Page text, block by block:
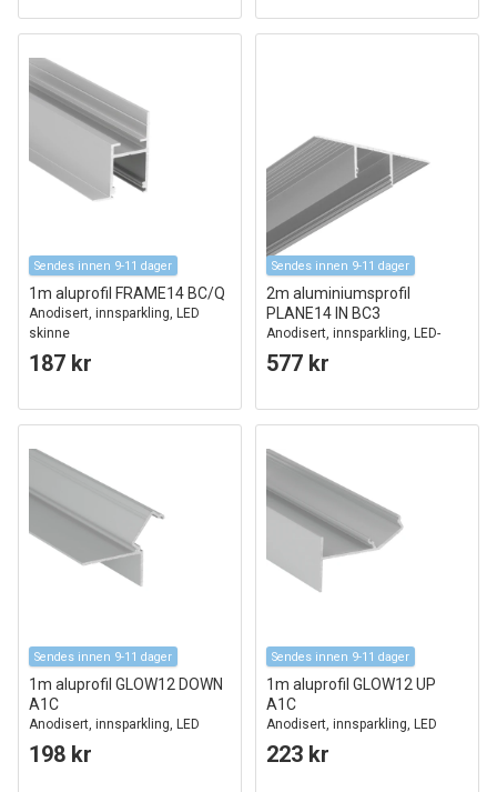
Sendes innen 9-11 dager
1m aluprofil FRAME14 BC/Q
Anodisert, innsparkling, LED
skinne
187 kr
Sendes innen 9-11 dager
2m aluminiumsprofil
PLANE14 IN BC3
Anodisert, innsparkling, LED-
skinne
577 kr
Sendes innen 9-11 dager
1m aluprofil GLOW12 DOWN
A1C
Anodisert, innsparkling, LED
skinne
198 kr
Sendes innen 9-11 dager
1m aluprofil GLOW12 UP
A1C
Anodisert, innsparkling, LED
skinne
223 kr